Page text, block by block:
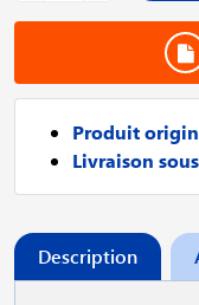
Produit
Livraison
Description